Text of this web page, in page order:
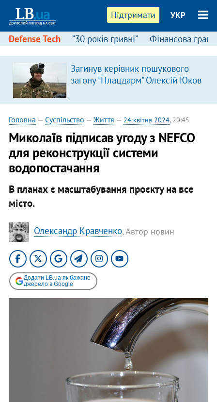
Підтримати УКР
Defense Tech “30 років гривні” Фінансова
Загинув керівник пошукового
загону "Плацдарм" Олексій Юков
Головна — Суспільство — Життя — 24 квітня 2024, 20:45
Миколаїв підписав угоду з NEFCO
для реконструкції системи
водопостачання
В планах є масштабування проєкту на все
місто.
Олександр Кравченко, Автор новин
Додати LB.ua як бажане
джерело в Google